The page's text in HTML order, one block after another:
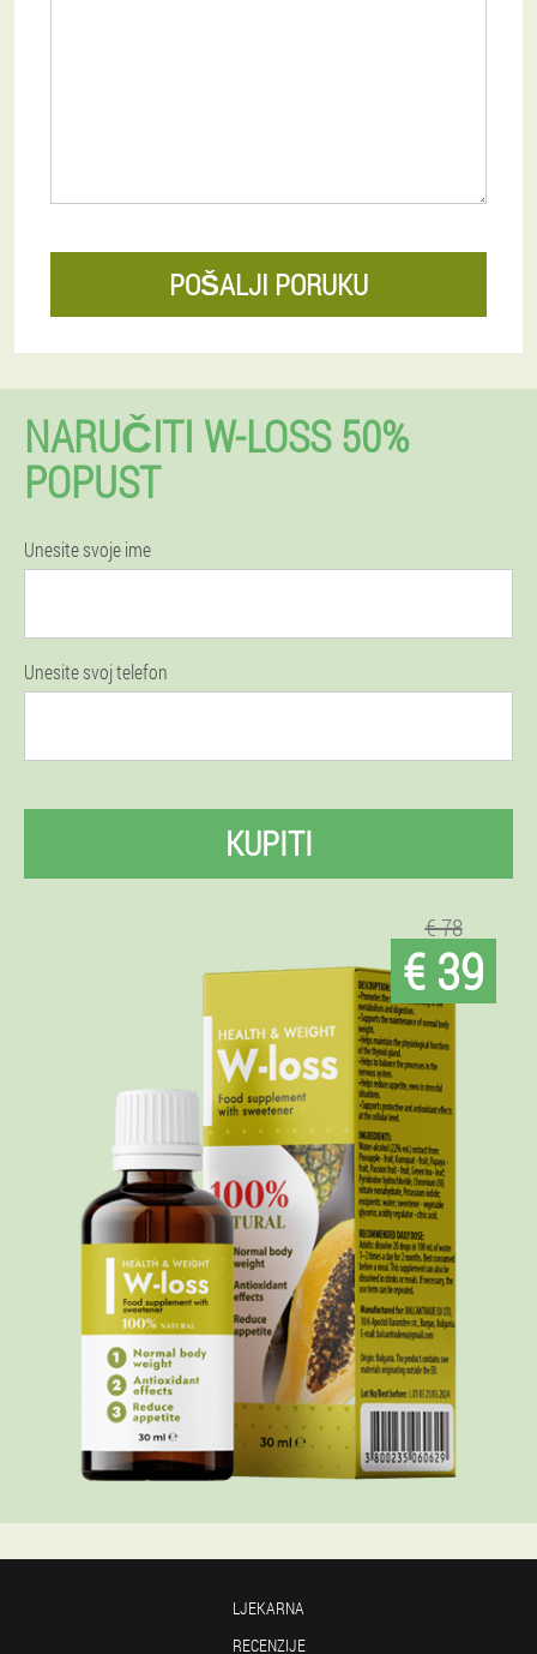
POŠALJI PORUKU
NARUČITI W-LOSS 50%
POPUST
Unesite svoje ime
Unesite svoj telefon
KUPITI
€ 78
€ 39
LJEKARNA
RECENZIJE